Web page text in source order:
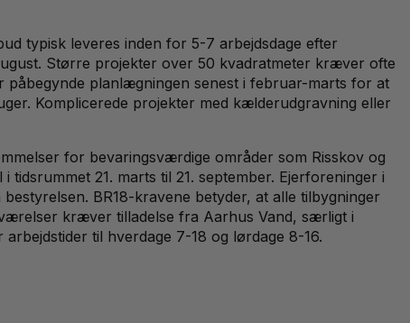
typisk leveres inden for 5-7 arbejdsdage efter
Større projekter over 50 kvadratmeter kræver ofte
påbegynde planlægningen senest i februar-marts for at
Komplicerede projekter med kælderudgravning eller
for bevaringsværdige områder som Risskov og
21. marts til 21. september. Ejerforeninger i
BR18-kravene betyder, at alle tilbygninger
kræver tilladelse fra Aarhus Vand, særligt i
til hverdage 7-18 og lørdage 8-16.